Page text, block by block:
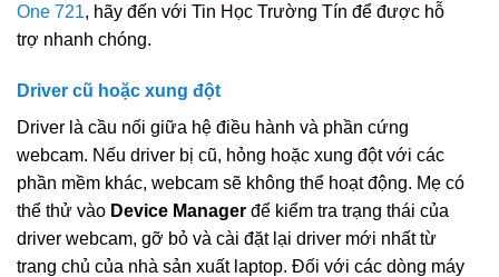
One 721, hãy đến với Tin Học Trường Tín để được hỗ
trợ nhanh chóng.
Driver cũ hoặc xung đột
Driver là cầu nối giữa hệ điều hành và phần cứng
webcam. Nếu driver bị cũ, hỏng hoặc xung đột với các
phần mềm khác, webcam sẽ không thể hoạt động. Mẹ có
thể thử vào Device Manager để kiểm tra trạng thái của
driver webcam, gỡ bỏ và cài đặt lại driver mới nhất từ
trang chủ của nhà sản xuất laptop. Đối với các dòng máy